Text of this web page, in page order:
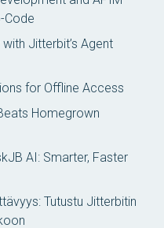
Code
Jitterbit’s Agent
for Offline Access
Homegrown
AI: Smarter, Faster
Tutustu Jitterbitin